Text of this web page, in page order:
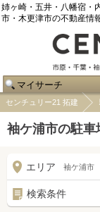
姉ヶ崎・五井・八幡宿・
市・木更津市の不動産情
マイサーチ
センチュリー21 拓建
袖ケ浦市の駐車
エリア 袖ケ浦市
検索条件